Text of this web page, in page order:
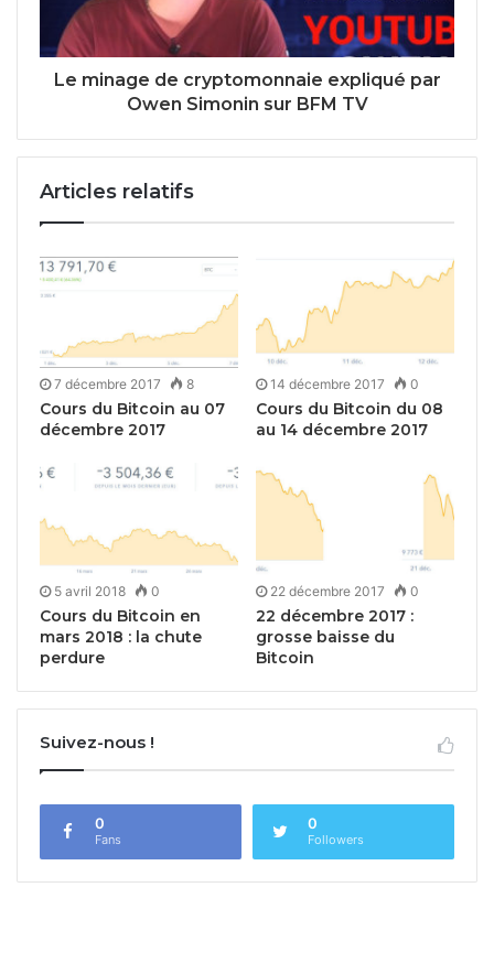
Le minage de cryptomonnaie expliqué par
Owen Simonin sur BFM TV
Articles relatifs
7 décembre 2017 8
Cours du Bitcoin au 07
décembre 2017
14 décembre 2017 0
Cours du Bitcoin du 08
au 14 décembre 2017
5 avril 2018 0
Cours du Bitcoin en
mars 2018 : la chute
perdure
22 décembre 2017 0
22 décembre 2017 :
grosse baisse du
Bitcoin
Suivez-nous !
0
Fans
0
Followers